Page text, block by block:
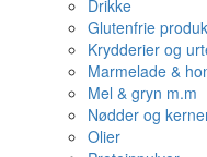
Drikke
Glutenfrie
Krydderier og
Marmelade &
Mel & gryn m.m
Nødder og
Olier